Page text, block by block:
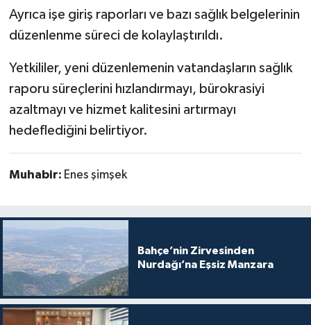
Ayrıca işe giriş raporları ve bazı sağlık belgelerinin
düzenlenme süreci de kolaylaştırıldı.
Yetkililer, yeni düzenlemenin vatandaşların sağlık
raporu süreçlerini hızlandırmayı, bürokrasiyi
azaltmayı ve hizmet kalitesini artırmayı
hedeflediğini belirtiyor.
Muhabir: Enes şimşek
Bahçe’nin Zirvesinden
Nurdağı’na Eşsiz Manzara